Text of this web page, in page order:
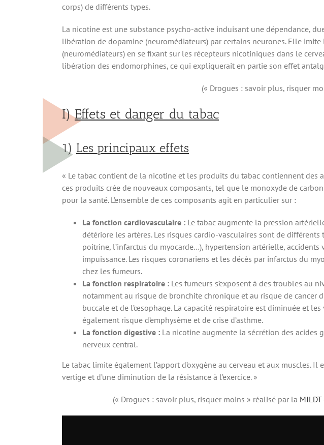
corps) de différents types.
La nicotine est une substance psycho-active induisant une dépendance,
libération de dopamine (neuromédiateurs) par certains neurones. Elle imite
(neuromédiateurs) en se fixant sur les récepteurs nicotiniques dans le
libération des endomorphines, ce qui expliquerait en partie son effet
(« Drogues : savoir plus, risquer
I)Effets et danger du tabac
1) Les principaux effets
« Le tabac contient de la nicotine et les produits du tabac contiennent des
ces produits crée de nouveaux composants, tel que le monoxyde de
pour la santé. L’ensemble de ces composants agit en particulier sur :
La fonction cardiovasculaire : Le tabac augmente la pression
détériore les artères. Les risques cardio-vasculaires sont de
poitrine, l’infarctus du myocarde…), hypertension artérielle, accidents
impuissance. Les risques coronariens et les décès par infarctus du
chez les fumeurs.
La fonction respiratoire : Les fumeurs s’exposent à des troubles au
notamment au risque de bronchite chronique et au risque de cancer
buccale et de l’œsophage. La capacité respiratoire est diminuée et
également risque d’emphysème et de crise d’asthme.
La fonction digestive : La nicotine augmente la sécrétion des acides
nerveux central.
Le tabac limite également l’apport d’oxygène au cerveau et aux muscles.
vertige et d’une diminution de la résistance à l’exercice. »
(« Drogues : savoir plus, risquer moins » réalisé par la MILDT